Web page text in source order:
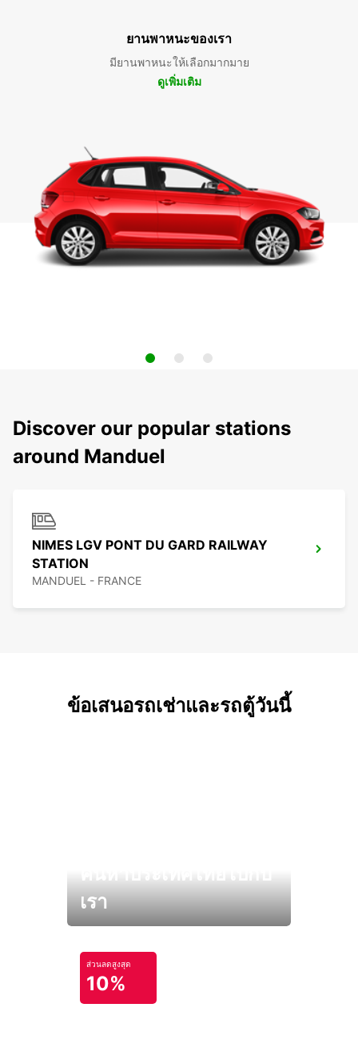
ยานพาหนะของเรา
มียานพาหนะให้เลือกมากมาย
ดูเพิ่มเติม
Discover our popular stations
around Manduel
NIMES LGV PONT DU GARD RAILWAY
STATION
MANDUEL - FRANCE
ข้อเสนอรถเช่าและรถตู้วันนี้
เรา
ส่วนลดสูงสุด
10%